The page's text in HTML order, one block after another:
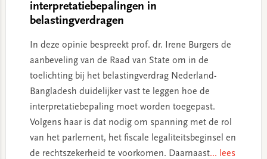
interpretatiebepalingen in
belastingverdragen
In deze opinie bespreekt prof. dr. Irene Burgers de
aanbeveling van de Raad van State om in de
toelichting bij het belastingverdrag Nederland-
Bangladesh duidelijker vast te leggen hoe de
interpretatiebepaling moet worden toegepast.
Volgens haar is dat nodig om spanning met de rol
van het parlement, het fiscale legaliteitsbeginsel en
de rechtszekerheid te voorkomen. Daarnaast... lees